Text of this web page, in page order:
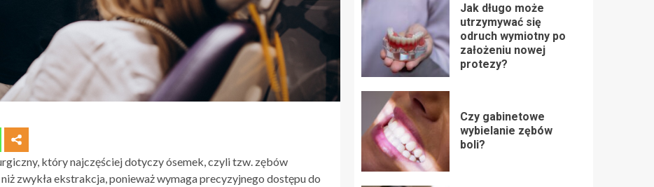
który najczęściej dotyczy ósemek, czyli tzw. zębów
zwykła ekstrakcja, ponieważ wymaga precyzyjnego dostępu do
Jak długo może
utrzymywać się
odruch wymiotny po
założeniu nowej
protezy?
Czy gabinetowe
wybielanie zębów
boli?